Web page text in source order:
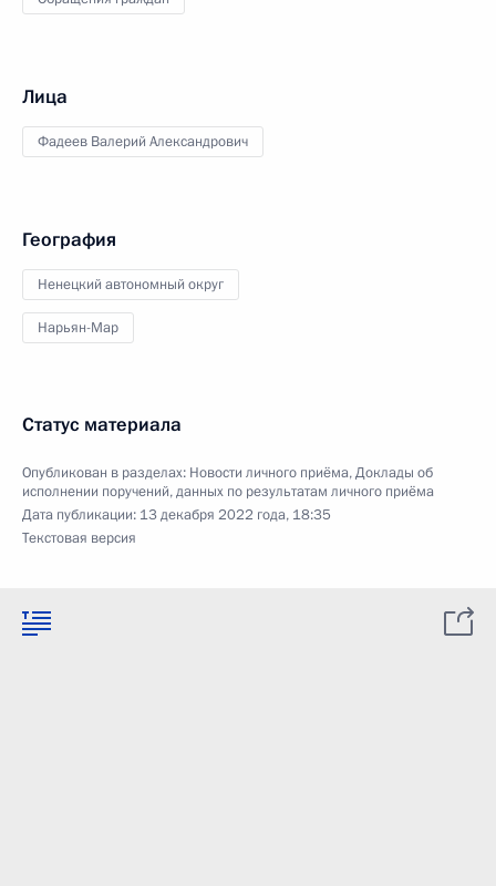
Лица
Фадеев Валерий Александрович
География
Ненецкий автономный округ
Нарьян-Мар
Статус материала
Опубликован в разделах: Новости личного приёма,Доклады об
исполнении поручений, данных по результатам личного приёма
Дата публикации: 13 декабря 2022 года, 18:35
Текстовая версия